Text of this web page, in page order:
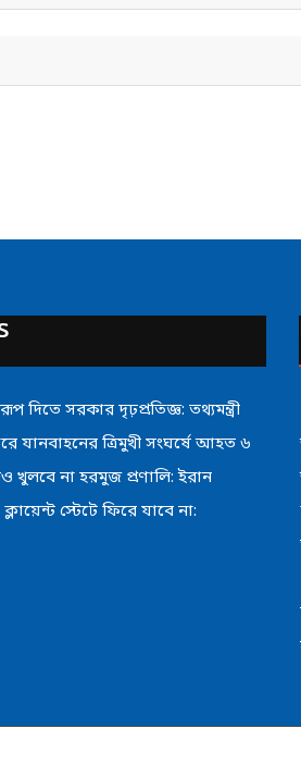
রূপ দিতে সরকার দৃঢ়প্রতিজ্ঞ: তথ্যমন্ত্রী
যানবাহনের ত্রিমুখী সংঘর্ষে আহত ৬
খুলবে না হরমুজ প্রণালি: ইরান
স্টেটে ফিরে যাবে না: